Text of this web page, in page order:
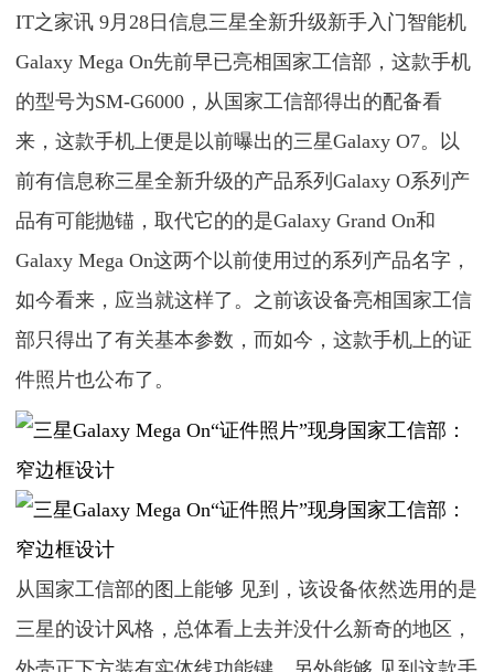
IT之家讯 9月28日信息三星全新升级新手入门智能机
Galaxy Mega On先前早已亮相国家工信部，这款手机
的型号为SM-G6000，从国家工信部得出的配备看
来，这款手机上便是以前曝出的三星Galaxy O7。以
前有信息称三星全新升级的产品系列Galaxy O系列产
品有可能抛锚，取代它的的是Galaxy Grand On和
Galaxy Mega On这两个以前使用过的系列产品名字，
如今看来，应当就这样了。之前该设备亮相国家工信
部只得出了有关基本参数，而如今，这款手机上的证
件照片也公布了。
从国家工信部的图上能够 见到，该设备依然选用的是
三星的设计风格，总体看上去并没什么新奇的地区，